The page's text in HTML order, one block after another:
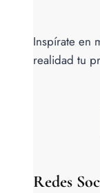
Inspírate en
realidad tu
Redes